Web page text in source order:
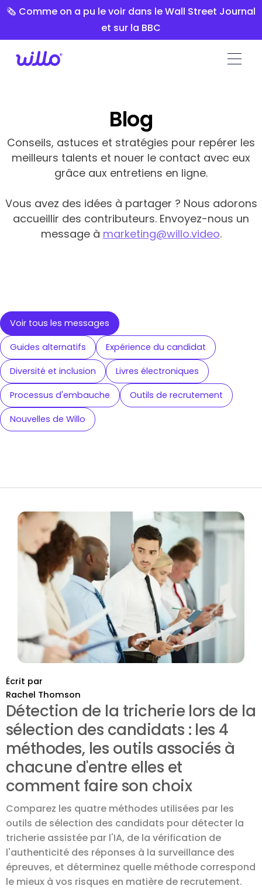
Please
includes
🗞️ Comme on a pu le voir dans le Wall Street Journal
et sur la BBC
Blog
Conseils, astuces et stratégies pour repérer les
meilleurs talents et nouer le contact avec eux
grâce aux entretiens en ligne.
Vous avez des idées à partager ? Nous adorons
accueillir des contributeurs. Envoyez-nous un
message à marketing@willo.video.
Voir tous les messages
Guides alternatifs Expérience du candidat
Diversité et inclusion Livres électroniques
Processus d'embauche Outils de recrutement
Nouvelles de Willo
Écrit par
Rachel Thomson
Détection de la tricherie lors de la
sélection des candidats : les 4
méthodes, les outils associés à
chacune d'entre elles et
comment faire son choix
Comparez les quatre méthodes utilisées par les
outils de sélection des candidats pour détecter la
tricherie assistée par l'IA, de la vérification de
l'authenticité des réponses à la surveillance des
épreuves, et déterminez quelle méthode correspond
le mieux à vos risques en matière de recrutement.